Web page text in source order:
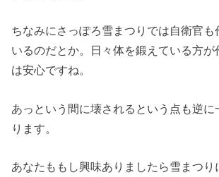
ちなみにさっぽろ雪まつりでは自衛官も
いるのだとか。日々体を鍛えている方が
は安心ですね。
あっという間に壊されるという点も逆に
ります。
あなたももし興味ありましたら雪まつり